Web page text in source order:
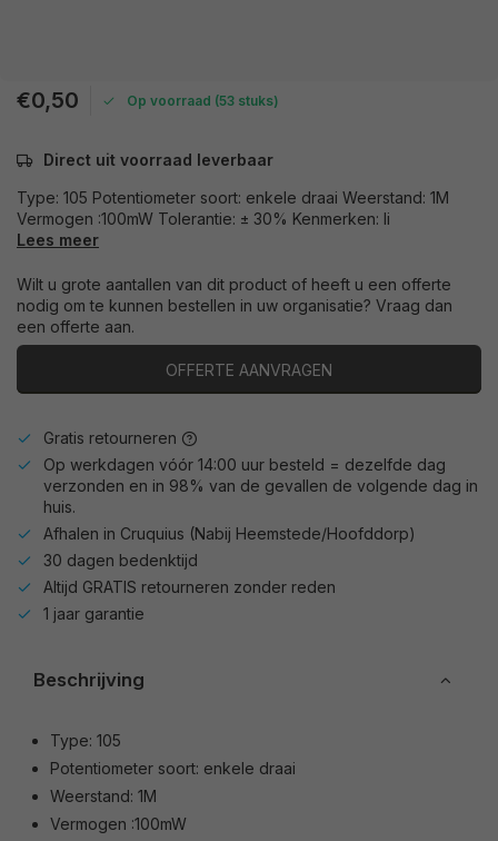
€0,50 Op voorraad (53 stuks)
Direct uit voorraad leverbaar
Type: 105 Potentiometer soort: enkele draai Weerstand: 1M
Vermogen :100mW Tolerantie: ± 30% Kenmerken: li
Lees meer
Wilt u grote aantallen van dit product of heeft u een offerte
nodig om te kunnen bestellen in uw organisatie? Vraag dan
een offerte aan.
OFFERTE AANVRAGEN
Gratis retourneren
Op werkdagen vóór 14:00 uur besteld = dezelfde dag
verzonden en in 98% van de gevallen de volgende dag in
huis.
Afhalen in Cruquius (Nabij Heemstede/Hoofddorp)
30 dagen bedenktijd
Altijd GRATIS retourneren zonder reden
1 jaar garantie
Beschrijving
Type: 105
Potentiometer soort: enkele draai
Weerstand: 1M
Vermogen :100mW